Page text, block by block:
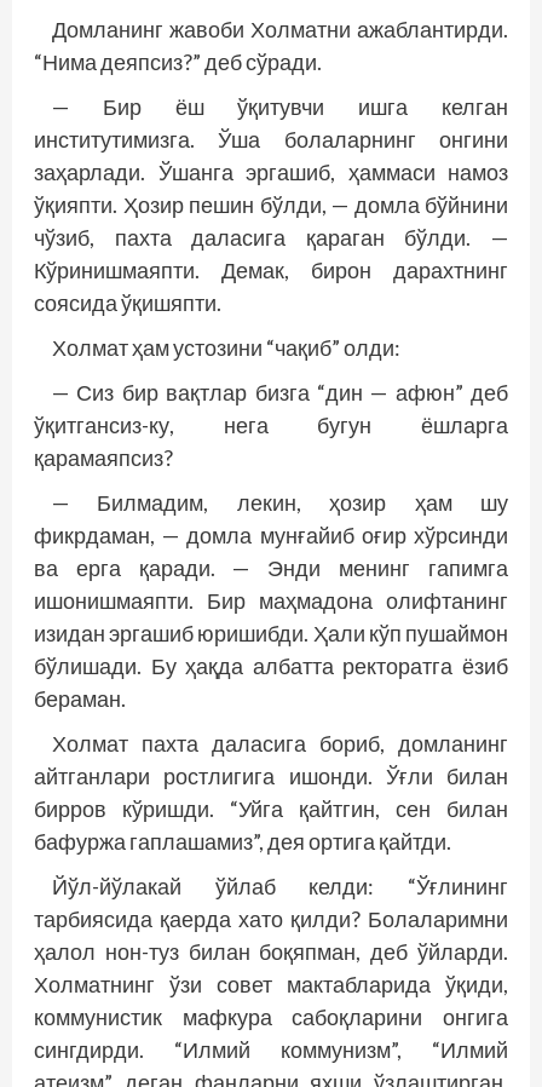
Домланинг жавоби Холматни ажаблантирди.
“Нима деяпсиз?” деб сўради.
— Бир ёш ўқитувчи ишга келган
институтимизга. Ўша болаларнинг онгини
заҳарлади. Ўшанга эргашиб, ҳаммаси намоз
ўқияпти. Ҳозир пешин бўлди, — домла бўйнини
чўзиб, пахта даласига қараган бўлди. —
Кўринишмаяпти. Демак, бирон дарахтнинг
соясида ўқишяпти.
Холмат ҳам устозини “чақиб” олди:
— Сиз бир вақтлар бизга “дин — афюн” деб
ўқитгансиз-ку, нега бугун ёшларга
қарамаяпсиз?
— Билмадим, лекин, ҳозир ҳам шу
фикрдаман, — домла мунғайиб оғир хўрсинди
ва ерга қаради. — Энди менинг гапимга
ишонишмаяпти. Бир маҳмадона олифтанинг
изидан эргашиб юришибди. Ҳали кўп пушаймон
бўлишади. Бу ҳақда албатта ректоратга ёзиб
бераман.
Холмат пахта даласига бориб, домланинг
айтганлари ростлигига ишонди. Ўғли билан
бирров кўришди. “Уйга қайтгин, сен билан
бафуржа гаплашамиз”, дея ортига қайтди.
Йўл-йўлакай ўйлаб келди: “Ўғлининг
тарбиясида қаерда хато қилди? Болаларимни
ҳалол нон-туз билан боқяпман, деб ўйларди.
Холматнинг ўзи совет мактабларида ўқиди,
коммунистик мафкура сабоқларини онгига
сингдирди. “Илмий коммунизм”, “Илмий